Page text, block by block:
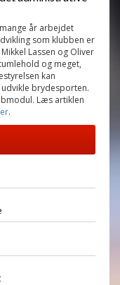
år arbejdet
som klubben er
Lassen og Oliver
og meget,
kan
brydesporten.
Læs artiklen
.